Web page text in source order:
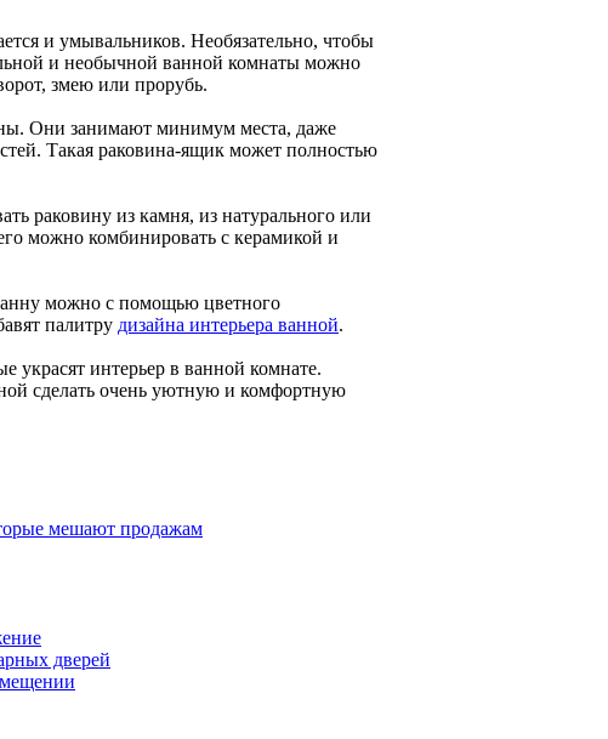
и умывальников. Необязательно, чтобы
и необычной ванной комнаты можно
змею или прорубь.
Они занимают минимум места, даже
Такая раковина-ящик может полностью
раковину из камня, из натурального или
можно комбинировать с керамикой и
можно с помощью цветного
палитру дизайна интерьера ванной.
украсят интерьер в ванной комнате.
сделать очень уютную и комфортную
мешают продажам
дверей